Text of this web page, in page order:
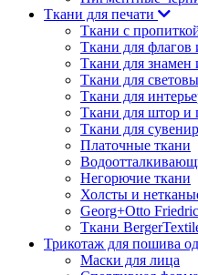
Ткани для печати
Ткани с
Ткани для
Ткани для знамен
Ткани для
Ткани для
Ткани для штор и
Ткани для
Платочные ткани
Негорючие ткани
Холсты и
Georg+Otto
Ткани
Трикотаж для пошива
Маски для лица